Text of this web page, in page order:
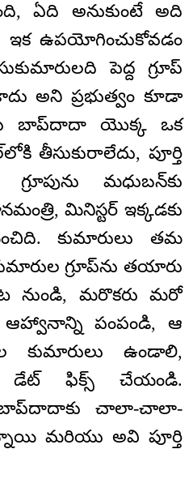
ఏది అనుకుంటే అది
ఇక ఉపయోగించుకోవడం
పెద్ద గ్రూప్
అని ప్రభుత్వం కూడా
బాప్‌దాదా యొక్క ఒక
తీసుకురాలేదు, పూర్తి
మధుబన్‌కు
మినిస్టర్ ఇక్కడకు
కుమారులు తమ
గ్రూప్‌ను తయారు
నుండి, మరొకరు మరో
ఆహ్వానాన్ని పంపండి, ఆ
కుమారులు ఉండాలి,
డేట్ ఫిక్స్ చేయండి.
చాలా-చాలా-
మరియు అవి పూర్తి